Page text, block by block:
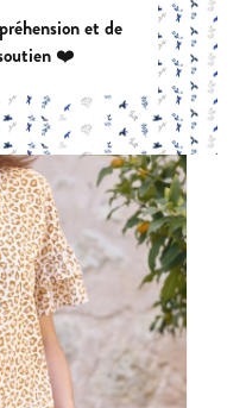
et de
❤️